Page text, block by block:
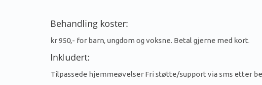
Behandling koster:
kr 950,- for barn, ungdom og voksne. Betal gjerne med kort.
Inkludert:
Tilpassede hjemmeøvelser Fri støtte/support via sms etter